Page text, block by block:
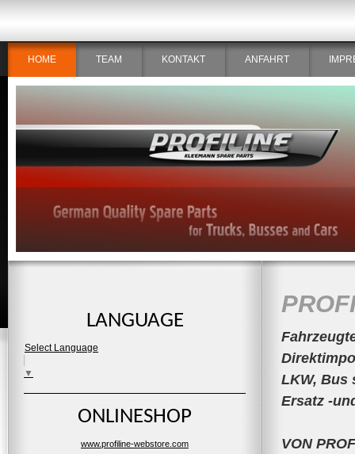
HOME TEAM KONTAKT ANFAHRT
LANGUAGE
Select Language
▼
ONLINESHOP
www.profiline-webstore.com
LKW, Bus
Ersatz -
VON